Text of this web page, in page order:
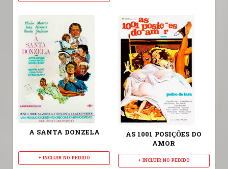
A SANTA DONZELA
+ INCLUIR NO PEDIDO
AS 1001 POSIÇÕES DO
AMOR
+ INCLUIR NO PEDIDO